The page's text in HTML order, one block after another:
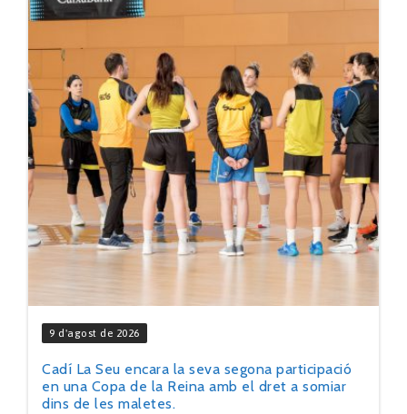
9 d'agost de 2026
Cadí La Seu encara la seva segona participació
en una Copa de la Reina amb el dret a somiar
dins de les maletes.